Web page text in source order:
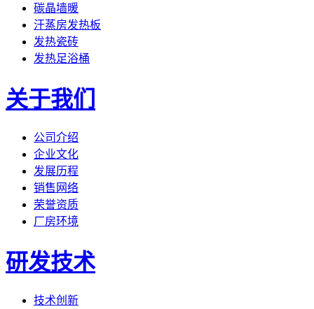
碳晶墙暖
汗蒸房发热板
发热瓷砖
发热足浴桶
关于我们
公司介绍
企业文化
发展历程
销售网络
荣誉资质
厂房环境
研发技术
技术创新